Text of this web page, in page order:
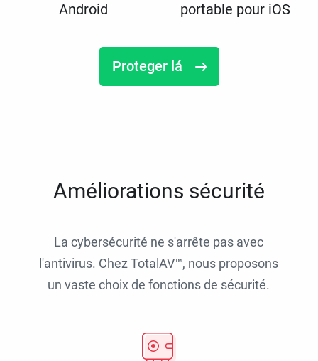
Android
portable pour iOS
Proteger lá
Améliorations sécurité
La cybersécurité ne s'arrête pas avec
l'antivirus. Chez TotalAV™, nous proposons
un vaste choix de fonctions de sécurité.